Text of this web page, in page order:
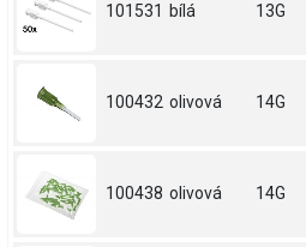
101531 bílá 13G
100432 olivová 14G
100438 olivová 14G